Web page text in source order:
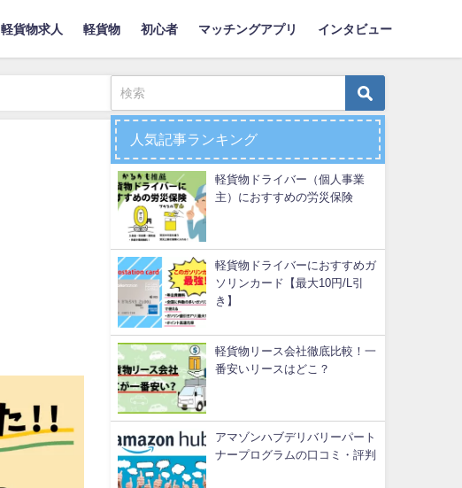
軽貨物求人 軽貨物 初心者 マッチングアプリ インタビュー
人気記事ランキング
軽貨物ドライバー（個人事業
主）におすすめの労災保険
軽貨物ドライバーにおすすめガ
ソリンカード【最大10円/L引
き】
軽貨物リース会社徹底比較！一
番安いリースはどこ？
アマゾンハブデリバリーパート
ナープログラムの口コミ・評判